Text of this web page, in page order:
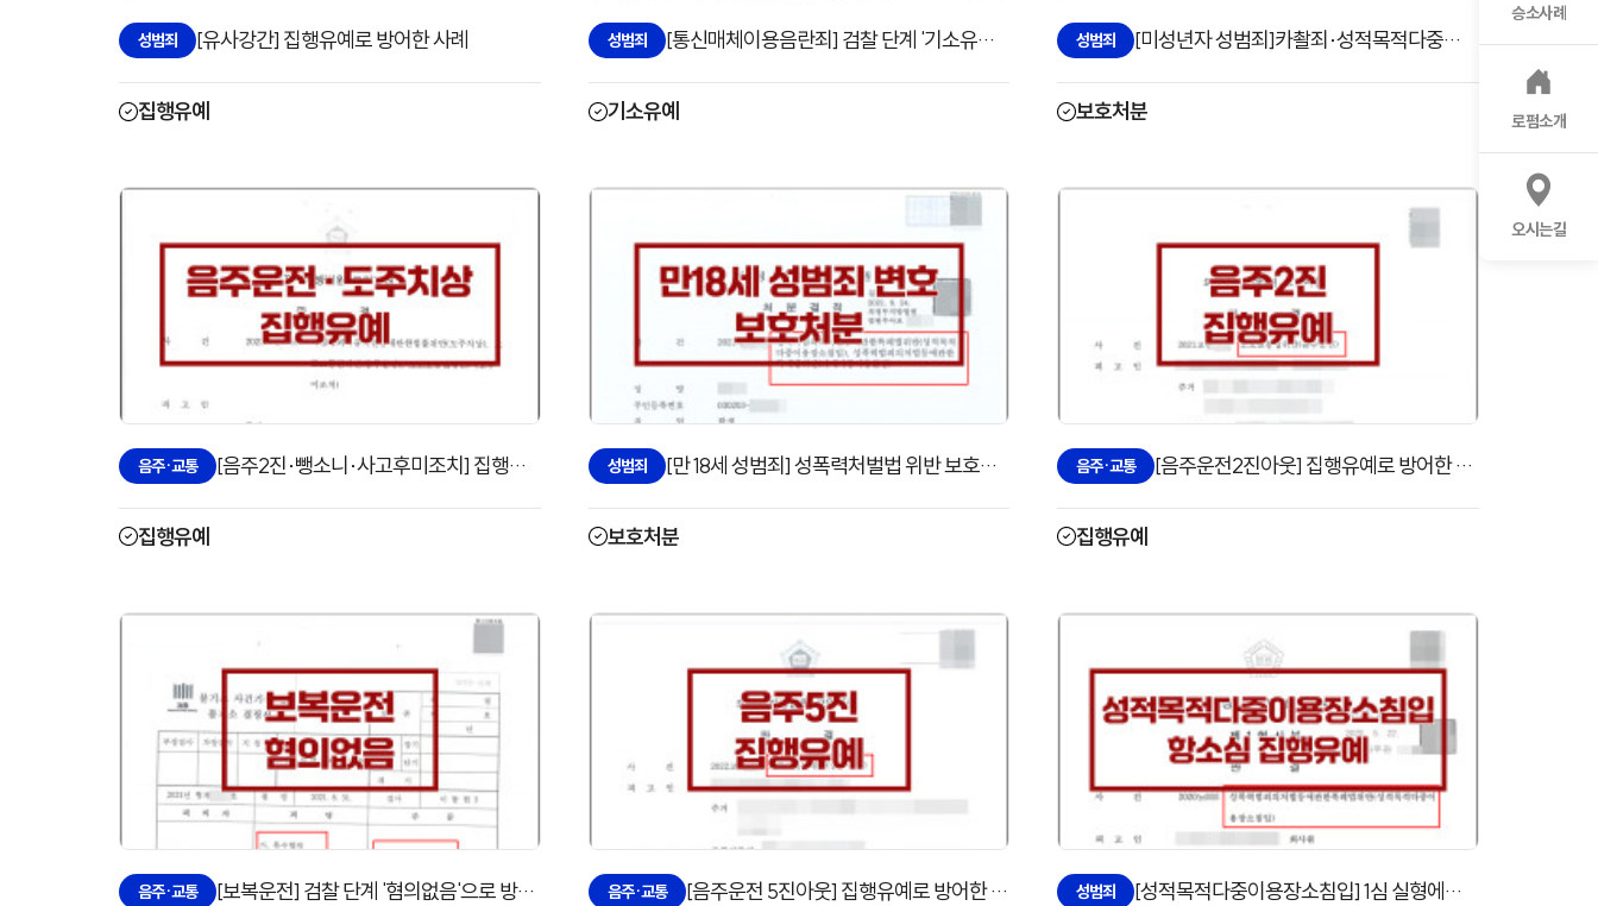
승소사례
로펌소개
오시는길
성범죄 [유사강간] 집행유예로 방어한 사례
집행유예
성범죄 [통신매체이용음란죄] 검찰 단계 '기소유예'로 방어한 사례
기소유예
성범죄 [미성년자 성범죄]카촬죄·성적목적다중이용장소침입죄 보호처분으로 방어한 사례
보호처분
음주·교통 [음주2진·뺑소니·사고후미조치] 집행유예로 방어한 사례
집행유예
성범죄 [만 18세 성범죄] 성폭력처벌법 위반 보호처분으로 방어한 사례
보호처분
음주·교통 [음주운전2진아웃] 집행유예로 방어한 사례
집행유예
음주·교통 [보복운전] 검찰 단계 '혐의없음'으로 방어한 사례 음주·교통 [음주운전 5진아웃] 집행유예로 방어한 사례 성범죄 [성적목적다중이용장소침입] 1심 실형에서 2심 집행유예로 방어